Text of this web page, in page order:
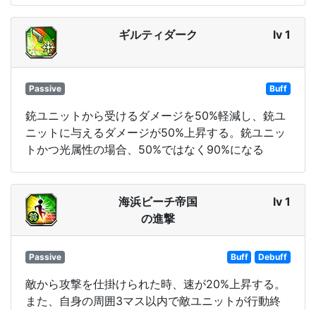
ギルティダーク lv 1
Passive Buff
銃ユニットから受けるダメージを50%軽減し、銃ユ
ニットに与えるダメージが50%上昇する。銃ユニッ
トかつ光属性の場合、50%ではなく90%になる
海浜ビーチ帝国
の進撃
lv 1
Passive Buff Debuff
敵から攻撃を仕掛けられた時、速が20%上昇する。
また、自身の周囲3マス以内で敵ユニットが行動終